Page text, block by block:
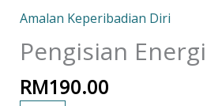
Amalan Keperibadian Diri
Pengisian
RM190.00